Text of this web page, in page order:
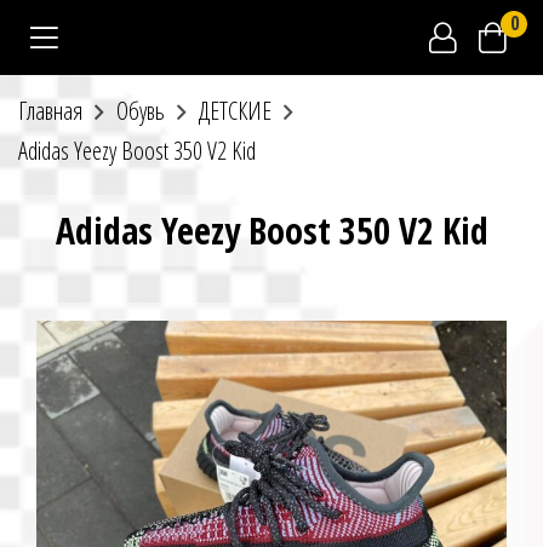
0
Главная Обувь
ДЕТСКИЕ
Adidas Yeezy Boost 350 V2 Kid
Adidas Yeezy Boost 350 V2 Kid